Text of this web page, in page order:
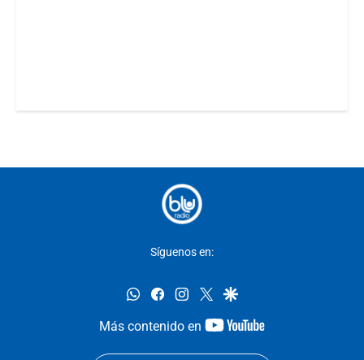
Síguenos en:
whatsappfacebookinstagram
twittergoogle
Más contenido en
youtube-